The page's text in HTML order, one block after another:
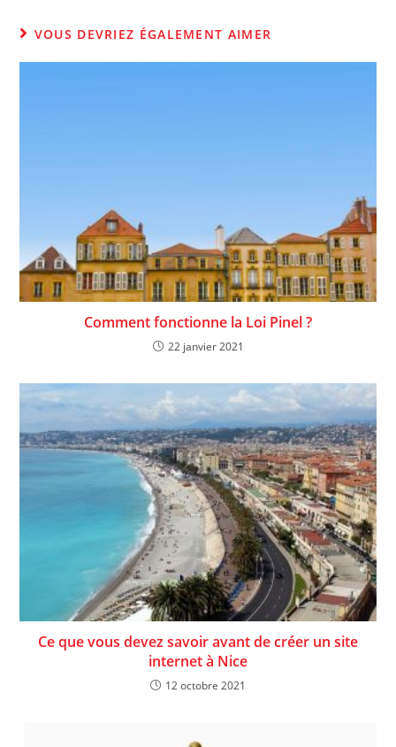
VOUS DEVRIEZ ÉGALEMENT AIMER
Comment fonctionne la Loi Pinel ?
22 janvier 2021
Ce que vous devez savoir avant de créer un site
internet à Nice
12 octobre 2021